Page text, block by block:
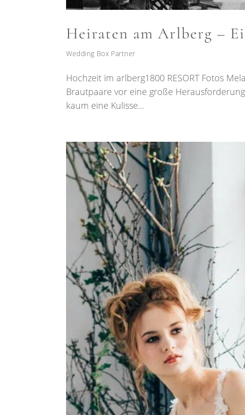
Heiraten am Arlberg –
Wedding Box Partner
Hochzeit im arlberg1800 RESORT Fotos
Brautpaare vor eine große
kaum eine Kulisse...